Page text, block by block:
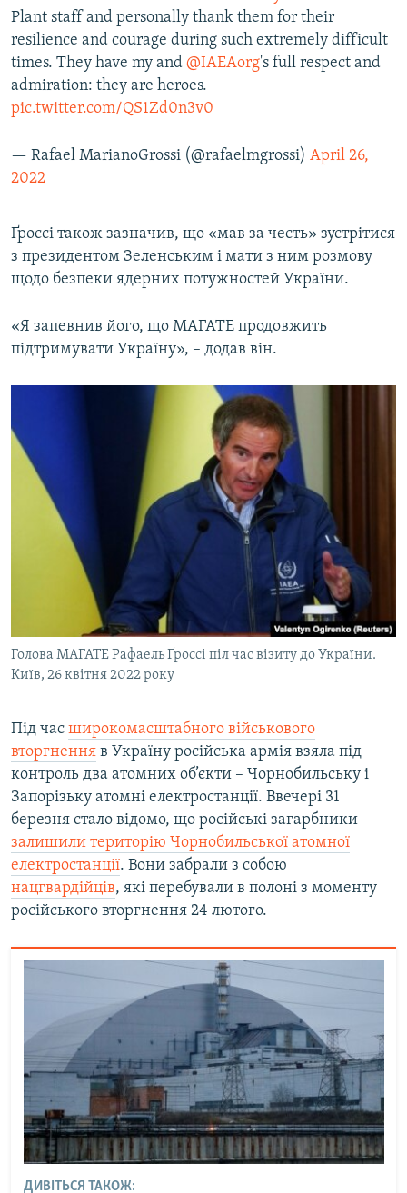
Plant staff and personally thank them for their
resilience and courage during such extremely difficult
times. They have my and @IAEAorg's full respect and
admiration: they are heroes.
pic.twitter.com/QS1Zd0n3v0
— Rafael MarianoGrossi (@rafaelmgrossi) April 26,
2022
Ґроссі також зазначив, що «мав за честь» зустрітися
з президентом Зеленським і мати з ним розмову
щодо безпеки ядерних потужностей України.
«Я запевнив його, що МАГАТЕ продовжить
підтримувати Україну», – додав він.
Голова МАГАТЕ Рафаель Ґроссі піл час візиту до України.
Київ, 26 квітня 2022 року
Під час широкомасштабного військового
вторгнення в Україну російська армія взяла під
контроль два атомних об’єкти – Чорнобильську і
Запорізьку атомні електростанції. Ввечері 31
березня стало відомо, що російські загарбники
залишили територію Чорнобильської атомної
електростанції. Вони забрали з собою
нацгвардійців, які перебували в полоні з моменту
російського вторгнення 24 лютого.
ДИВІТЬСЯ ТАКОЖ: